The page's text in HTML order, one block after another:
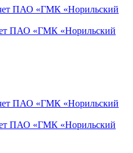
ПАО «ГМК «Норильский
ПАО «ГМК «Норильский
ПАО «ГМК «Норильский
ПАО «ГМК «Норильский